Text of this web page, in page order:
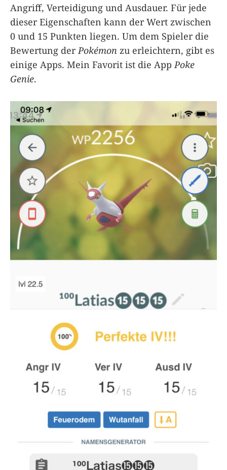
Angriff, Verteidigung und Ausdauer. Für jede
dieser Eigenschaften kann der Wert zwischen
0 und 15 Punkten liegen. Um dem Spieler die
Bewertung der Pokémon zu erleichtern, gibt es
einige Apps. Mein Favorit ist die App Poke
Genie.